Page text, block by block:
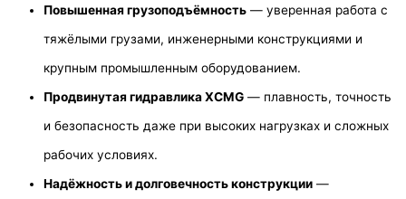
Повышенная грузоподъёмность — уверенная работа с
тяжёлыми грузами, инженерными конструкциями и
крупным промышленным оборудованием.
Продвинутая гидравлика XCMG — плавность, точность
и безопасность даже при высоких нагрузках и сложных
рабочих условиях.
Надёжность и долговечность конструкции —